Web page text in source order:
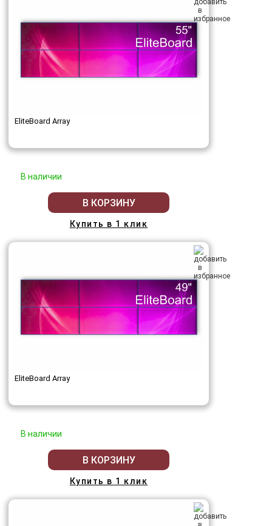
EliteBoard Array
В наличии
В КОРЗИНУ
Купить в 1 клик
EliteBoard Array
В наличии
В КОРЗИНУ
Купить в 1 клик